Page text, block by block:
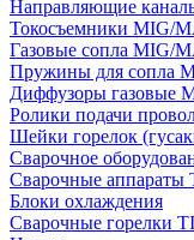
Направляющие
Токосъемники MIG/
Газовые сопла MIG/
Пружины для сопла
Диффузоры газовые
Ролики подачи
Шейки горелок
Сварочное
Сварочные аппараты
Блоки охлаждения
Сварочные горелки